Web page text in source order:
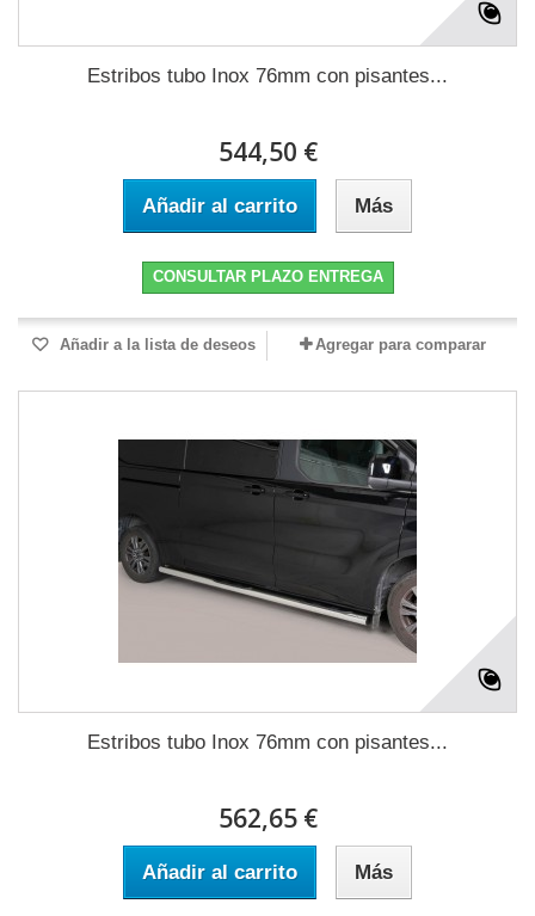
Estribos tubo Inox 76mm con pisantes...
544,50 €
Añadir al carrito Más
CONSULTAR PLAZO ENTREGA
Añadir a la lista de deseos Agregar para comparar
Estribos tubo Inox 76mm con pisantes...
562,65 €
Añadir al carrito Más